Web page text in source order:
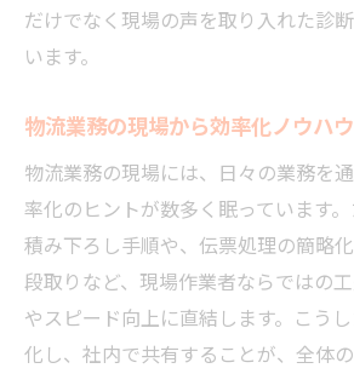
だけでなく現場の声を取り入れた診
います。
物流業務の現場から効率化ノウハ
物流業務の現場には、日々の業務を
率化のヒントが数多く眠っています
積み下ろし手順や、伝票処理の簡略
段取りなど、現場作業者ならではの
やスピード向上に直結します。こう
化し、社内で共有することが、全体